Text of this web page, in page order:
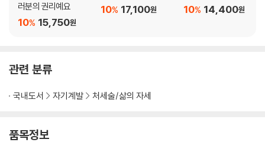
6장 | 그 무엇도 나를 해칠 수 없다
나에게 던져야 할 두 가지 질문
불행은 모두 과거와 미래에 있다
때로는 삼인칭 시점이 필요하다
하루 24시간, 어떻게 살 것인가
러분의 권리예요
15,750원
10%
17,100원
10% 14,400원
10%
관련 분류
국내도서 자기계발 처세술/삶의 자세
품목정보